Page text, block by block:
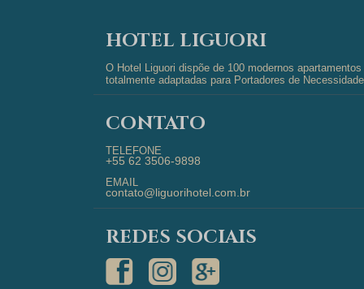
HOTEL LIGUORI
O Hotel Liguori dispõe de 100 modernos
totalmente adaptadas para Portadores de
CONTATO
TELEFONE
+55 62 3506-9898
EMAIL
contato@liguorihotel.com.br
REDES SOCIAIS